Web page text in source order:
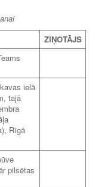
ZIŅOTĀJS
ielā
tajā
Rīgā
pilsētas